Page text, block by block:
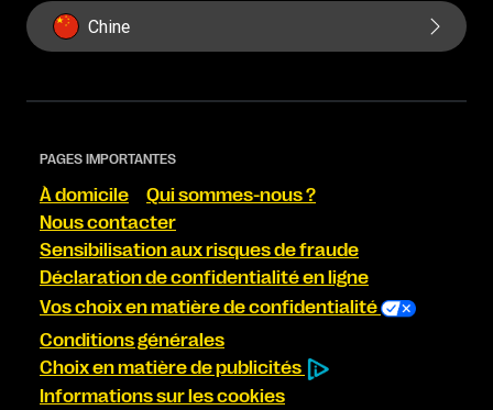
Chine
PAGES IMPORTANTES
À domicile
Qui sommes-nous ?
Nous contacter
Sensibilisation aux risques de fraude
Déclaration de confidentialité en ligne
Vos choix en matière de confidentialité
Conditions générales
Choix en matière de publicités
Informations sur les cookies